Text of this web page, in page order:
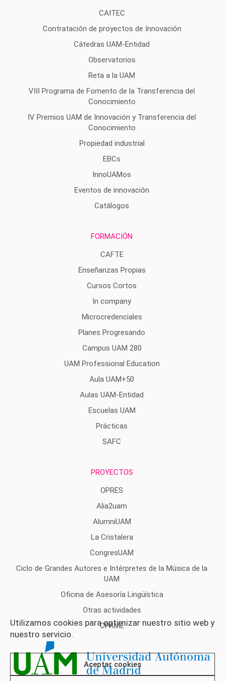
Utilizamos cookies para optimizar nuestro sitio web y
nuestro servicio.
Aceptar cookies
CAITEC
Contratación de proyectos de Innovación
Cátedras UAM-Entidad
Observatorios
Reta a la UAM
VIII Programa de Fomento de la Transferencia del
Conocimiento
IV Premios UAM de Innovación y Transferencia del
Conocimiento
Propiedad industrial
EBCs
InnoUAMos
Eventos de innovación
Catálogos
FORMACIÓN
CAFTE
Enseñanzas Propias
Cursos Cortos
In company
Microcredenciales
Planes Progresando
Campus UAM 280
UAM Professional Education
Aula UAM+50
Aulas UAM-Entidad
Escuelas UAM
Prácticas
SAFC
PROYECTOS
OPRES
Alia2uam
AlumniUAM
La Cristalera
CongresUAM
Ciclo de Grandes Autores e Intérpretes de la Música de la
UAM
Oficina de Asesoría Lingüística
Otras actividades
OPAME